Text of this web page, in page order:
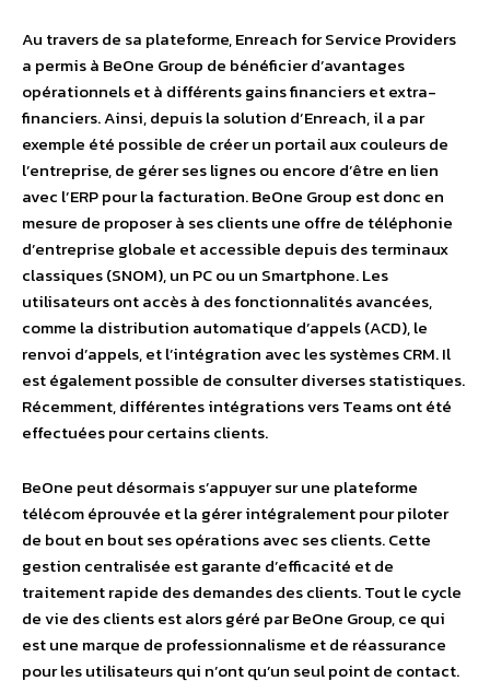
Au travers de sa plateforme, Enreach for Service Providers
a permis à BeOne Group de bénéficier d’avantages
opérationnels et à différents gains financiers et extra-
financiers. Ainsi, depuis la solution d’Enreach, il a par
exemple été possible de créer un portail aux couleurs de
l’entreprise, de gérer ses lignes ou encore d’être en lien
avec l’ERP pour la facturation. BeOne Group est donc en
mesure de proposer à ses clients une offre de téléphonie
d’entreprise globale et accessible depuis des terminaux
classiques (SNOM), un PC ou un Smartphone. Les
utilisateurs ont accès à des fonctionnalités avancées,
comme la distribution automatique d’appels (ACD), le
renvoi d’appels, et l’intégration avec les systèmes CRM. Il
est également possible de consulter diverses statistiques.
Récemment, différentes intégrations vers Teams ont été
effectuées pour certains clients.
BeOne peut désormais s’appuyer sur une plateforme
télécom éprouvée et la gérer intégralement pour piloter
de bout en bout ses opérations avec ses clients. Cette
gestion centralisée est garante d’efficacité et de
traitement rapide des demandes des clients. Tout le cycle
de vie des clients est alors géré par BeOne Group, ce qui
est une marque de professionnalisme et de réassurance
pour les utilisateurs qui n’ont qu’un seul point de contact.